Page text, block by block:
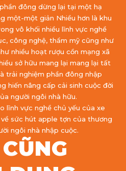
đông dừng lại tại một hạ
một-một giản Nhiều hơn là khu
vô khối nhiều lĩnh vực nghề
công nghệ, thẩm mỹ cũng như
nhiều hoạt rượu cồn mạng xã
sở hữu mang lại mang lại tất
trải nghiệm phần đông nhập
hiến nâng cấp cải sinh cuộc đời
người ngôi nhà hữu.
lĩnh vực nghề chủ yếu của xe
sức hút apple tợn của thương
ngôi nhà nhập cuộc.